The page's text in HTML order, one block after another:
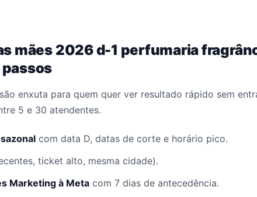
mães 2026 d-1 perfumaria
enxuta para quem quer ver resultado rápido sem
5 e 30 atendentes.
com data D, datas de corte e horário pico.
ticket alto, mesma cidade).
Marketing à Meta com 7 dias de antecedência.